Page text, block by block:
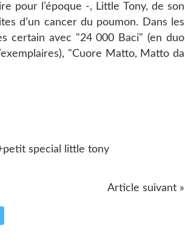
pour l’époque -, Little Tony, de son
d’un cancer du poumon. Dans les
certain avec "24 000 Baci" (en duo
"Cuore Matto, Matto da
Article suivant »